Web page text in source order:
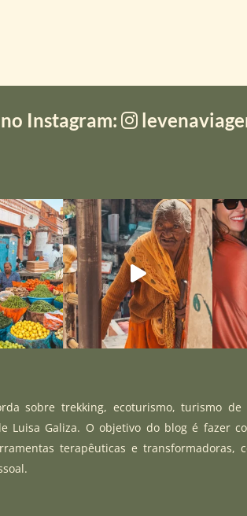
Instagram:
sobre trekking, ecoturismo, turismo de
Luisa Galiza. O objetivo do blog é fazer
terapêuticas e transformadoras,